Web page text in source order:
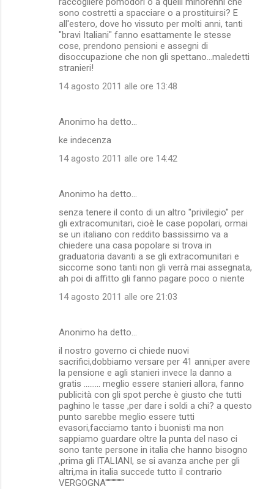
sono costretti a spacciare o a prostituirsi? E
all'estero, dove ho vissuto per molti anni, tanti
"bravi Italiani" fanno esattamente le stesse
cose, prendono pensioni e assegni di
disoccupazione che non gli spettano...maledetti
stranieri!
14 agosto 2011 alle ore 13:48
Anonimo ha detto…
ke indecenza
14 agosto 2011 alle ore 14:42
Anonimo ha detto…
senza tenere il conto di un altro "privilegio" per
gli extracomunitari, cioè le case popolari, ormai
se un italiano con reddito bassissimo va a
chiedere una casa popolare si trova in
graduatoria davanti a se gli extracomunitari e
siccome sono tanti non gli verrà mai assegnata,
ah poi di affitto gli fanno pagare poco o niente
14 agosto 2011 alle ore 21:03
Anonimo ha detto…
il nostro governo ci chiede nuovi
sacrifici,dobbiamo versare per 41 anni,per avere
la pensione e agli stanieri invece la danno a
gratis ......... meglio essere stanieri allora, fanno
publicità con gli spot perche è giusto che tutti
paghino le tasse ,per dare i soldi a chi? a questo
punto sarebbe meglio essere tutti
evasori,facciamo tanto i buonisti ma non
sappiamo guardare oltre la punta del naso ci
sono tante persone in italia che hanno bisogno
,prima gli ITALIANI, se si avanza anche per gli
altri,ma in italia succede tutto il contrario
VERGOGNA'''''''''''''''